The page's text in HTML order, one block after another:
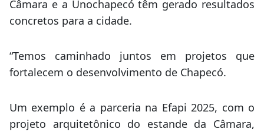
Câmara e a Unochapecó têm gerado resultados
concretos para a cidade.
“Temos caminhado juntos em projetos que
fortalecem o desenvolvimento de Chapecó.
Um exemplo é a parceria na Efapi 2025, com o
projeto arquitetônico do estande da Câmara,